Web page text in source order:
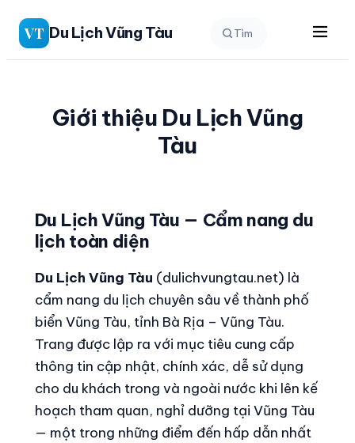
Chuyển
đến
phần
VT Du Lịch Vũng Tàu Tìm
Giới thiệu Du Lịch Vũng
Tàu
Du Lịch Vũng Tàu — Cẩm nang du
lịch toàn diện
Du Lịch Vũng Tàu (dulichvungtau.net) là
cẩm nang du lịch chuyên sâu về thành phố
biển Vũng Tàu, tỉnh Bà Rịa – Vũng Tàu.
Trang được lập ra với mục tiêu cung cấp
thông tin cập nhật, chính xác, dễ sử dụng
cho du khách trong và ngoài nước khi lên kế
hoạch tham quan, nghỉ dưỡng tại Vũng Tàu
— một trong những điểm đến hấp dẫn nhất